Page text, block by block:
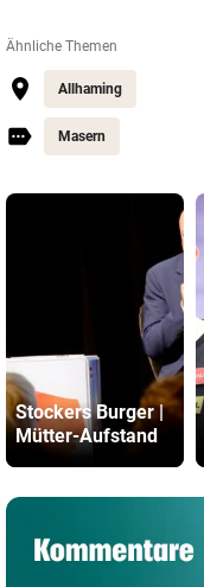
Ähnliche Themen
Allhaming
Masern
Stockers Burger |
Mütter-Aufstand